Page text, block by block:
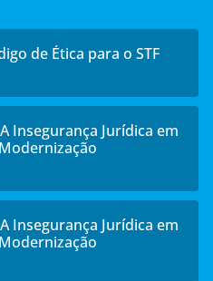
de Ética para o STF
Insegurança Jurídica em
Insegurança Jurídica em